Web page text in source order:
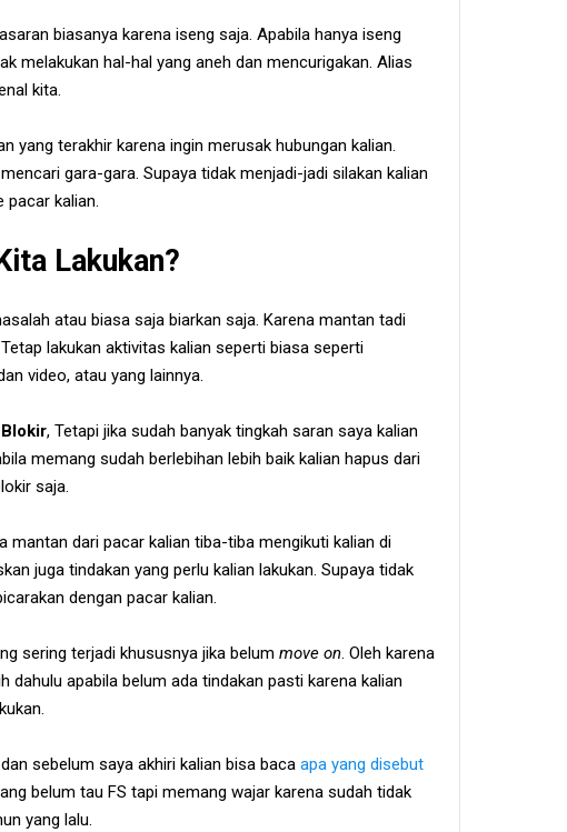
biasanya karena iseng saja. Apabila hanya iseng
melakukan hal-hal yang aneh dan mencurigakan. Alias
kita.
yang terakhir karena ingin merusak hubungan kalian.
gara-gara. Supaya tidak menjadi-jadi silakan kalian
pacar kalian.
Lakukan?
atau biasa saja biarkan saja. Karena mantan tadi
lakukan aktivitas kalian seperti biasa seperti
video, atau yang lainnya.
, Tetapi jika sudah banyak tingkah saran saya kalian
memang sudah berlebihan lebih baik kalian hapus dari
saja.
mantan dari pacar kalian tiba-tiba mengikuti kalian di
juga tindakan yang perlu kalian lakukan. Supaya tidak
dengan pacar kalian.
sering terjadi khususnya jika belum move on. Oleh karena
dahulu apabila belum ada tindakan pasti karena kalian
sebelum saya akhiri kalian bisa baca apa yang disebut
belum tau FS tapi memang wajar karena sudah tidak
yang lalu.